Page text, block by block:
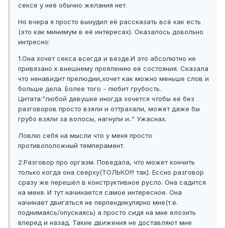
сексе у неё обычно желания нет.
Но вчера я просто вынудил её рассказать всё как есть
(это как минимум в её интересах). Оказалось довольно
интресно:
1.Она хочет секса всегда и везде.И это абсолютно не
привязано к внешнему проялению её состояния. Сказала
что ненавидит прелюдии,хочет как можно меньше слов и
больше дела. Более того - любит грубость.
Цитата:"любой девушке иногда хочется чтобы её без
разговоров просто взяли и оттрахали, может даже бы
грубо взяли за волосы, нагнули и.." Ужаснах.
Ловлю себя на мысли что у меня просто
противоположный темперамент.
2.Разговор про оргазм. Поведала, что может кончить
только когда она сверху(ТОЛЬКО!!! так). Ессно разговор
сразу же перешёл в конструктивное русло. Она садится
на меня. И тут начинается самое интересное. Она
начинает двигаться не перпендикулярно мне(т.е.
поднимаясь/опускаясь) а просто сидя на мне елозить
вперед и назад. Такие движения не доставляют мне